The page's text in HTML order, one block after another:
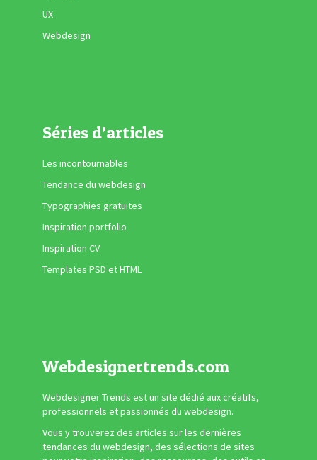
UX
Webdesign
Séries d’articles
Les incontournables
Tendance du webdesign
Typographies gratuites
Inspiration portfolio
Inspiration CV
Templates PSD et HTML
Webdesignertrends.com
Webdesigner Trends est un site dédié aux créatifs,
professionnels et passionnés du webdesign.
Vous y trouverez des articles sur les dernières
tendances du webdesign, des sélections de sites